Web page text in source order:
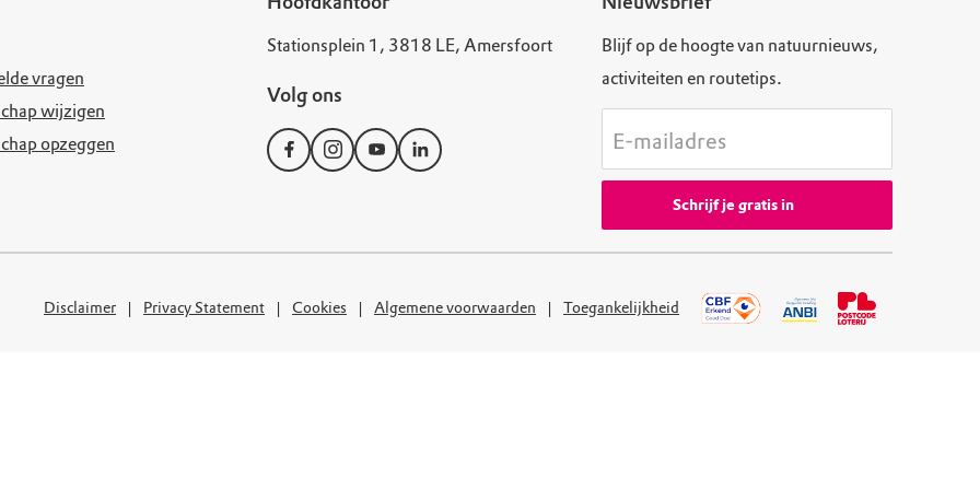
vragen
wijzigen
opzeggen
Stationsplein 1, 3818 LE, Amersfoort
Volg ons
Blijf op de hoogte van natuurnieuws,
activiteiten en routetips.
E-mailadres
Schrijf je gratis in
Disclaimer Privacy Statement Cookies Algemene voorwaarden Toegankelijkheid